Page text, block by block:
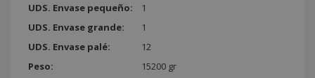
UDS. Envase pequeño:
1
UDS. Envase grande:
1
UDS. Envase palé:
12
Peso:
15200 gr